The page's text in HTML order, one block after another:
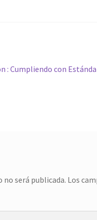
: Cumpliendo con
será publicada. Los